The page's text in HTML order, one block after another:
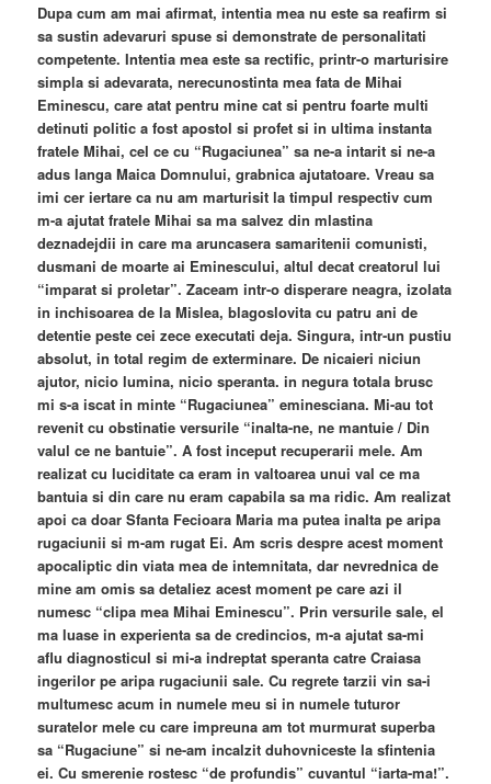
Dupa cum am mai afirmat, intentia mea nu este sa reafirm si
sa sustin adevaruri spuse si demonstrate de personalitati
competente. Intentia mea este sa rectific, printr-o marturisire
simpla si adevarata, nerecunostinta mea fata de Mihai
Eminescu, care atat pentru mine cat si pentru foarte multi
detinuti politic a fost apostol si profet si in ultima instanta
fratele Mihai, cel ce cu “Rugaciunea” sa ne-a intarit si ne-a
adus langa Maica Domnului, grabnica ajutatoare. Vreau sa
imi cer iertare ca nu am marturisit la timpul respectiv cum
m-a ajutat fratele Mihai sa ma salvez din mlastina
deznadejdii in care ma aruncasera samaritenii comunisti,
dusmani de moarte ai Eminescului, altul decat creatorul lui
“imparat si proletar”. Zaceam intr-o disperare neagra, izolata
in inchisoarea de la Mislea, blagoslovita cu patru ani de
detentie peste cei zece executati deja. Singura, intr-un pustiu
absolut, in total regim de exterminare. De nicaieri niciun
ajutor, nicio lumina, nicio speranta. in negura totala brusc
mi s-a iscat in minte “Rugaciunea” eminesciana. Mi-au tot
revenit cu obstinatie versurile “inalta-ne, ne mantuie / Din
valul ce ne bantuie”. A fost inceput recuperarii mele. Am
realizat cu luciditate ca eram in valtoarea unui val ce ma
bantuia si din care nu eram capabila sa ma ridic. Am realizat
apoi ca doar Sfanta Fecioara Maria ma putea inalta pe aripa
rugaciunii si m-am rugat Ei. Am scris despre acest moment
apocaliptic din viata mea de intemnitata, dar nevrednica de
mine am omis sa detaliez acest moment pe care azi il
numesc “clipa mea Mihai Eminescu”. Prin versurile sale, el
ma luase in experienta sa de credincios, m-a ajutat sa-mi
aflu diagnosticul si mi-a indreptat speranta catre Craiasa
ingerilor pe aripa rugaciunii sale. Cu regrete tarzii vin sa-i
multumesc acum in numele meu si in numele tuturor
suratelor mele cu care impreuna am tot murmurat superba
sa “Rugaciune” si ne-am incalzit duhovniceste la sfintenia
ei. Cu smerenie rostesc “de profundis” cuvantul “iarta-ma!”.